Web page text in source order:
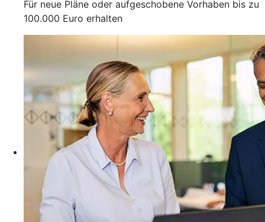
Für neue Pläne oder aufgeschobene Vorhaben bis zu
100.000 Euro erhalten